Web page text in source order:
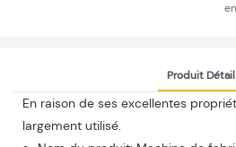
Produit Détail
En raison de ses excellentes
largement utilisé.